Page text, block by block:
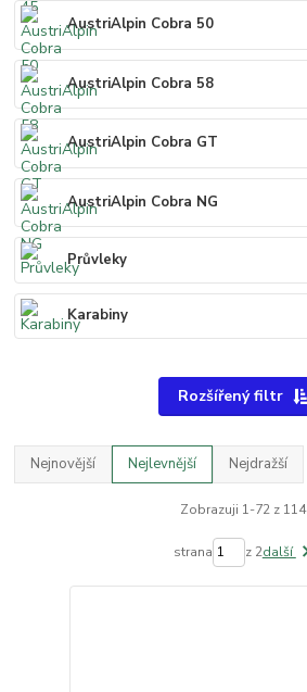
AustriAlpin Cobra 50
AustriAlpin Cobra 58
AustriAlpin Cobra GT
AustriAlpin Cobra NG
Průvleky
Karabiny
Rozšířený filtr
Nejnovější Nejlevnější Nejdražší
Zobrazuji 1-72 z 114
strana z 2další